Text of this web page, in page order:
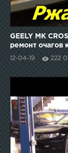
GEELY MK
ремонт очагов
12-04-19 222